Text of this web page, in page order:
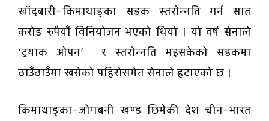
खाँदबारी–किमाथाङ्का सडक स्तरोन्नति गर्न सात
करोड रुपैयाँ विनियोजन भएको थियो । यो वर्ष सेनाले
‘ट्रयाक ओपन’ र स्तरोन्नति भइसकेको सडकमा
ठाउँठाउँमा खसेको पहिरोसमेत सेनाले हटाएको छ ।
किमाथाङ्का–जोगबनी खण्ड छिमेकी देश चीन–भारत